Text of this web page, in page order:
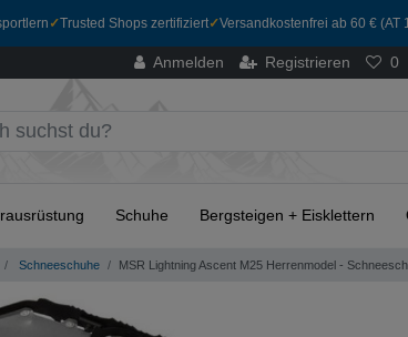
✓Trusted Shops zertifiziert✓Versandkostenfrei ab 60 € (AT
Anmelden Registrieren 0
Schuhe Bergsteigen + Eisklettern
Schneeschuhe MSR Lightning Ascent M25 Herrenmodel -